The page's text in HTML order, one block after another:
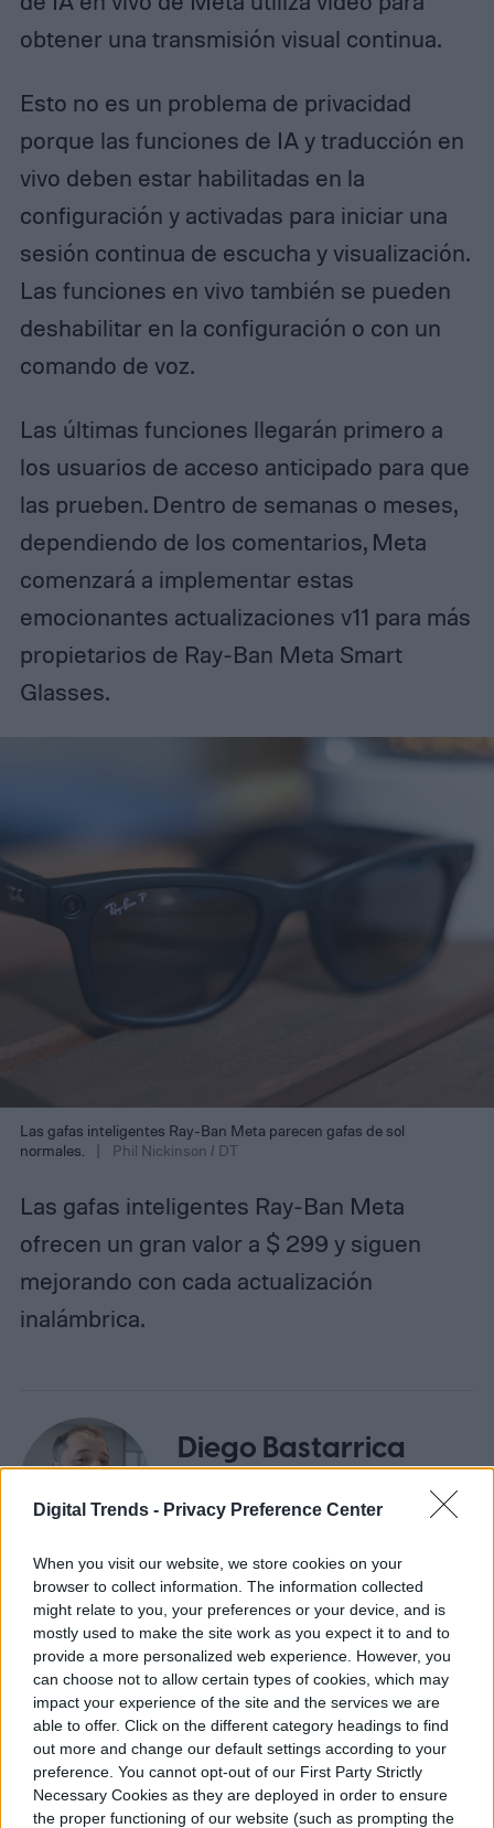
Digital Trends - Privacy Preference Center
When you visit our website, we store cookies on your
browser to collect information. The information collected
might relate to you, your preferences or your device, and is
mostly used to make the site work as you expect it to and to
provide a more personalized web experience. However, you
can choose not to allow certain types of cookies, which may
impact your experience of the site and the services we are
able to offer. Click on the different category headings to find
out more and change our default settings according to your
preference. You cannot opt-out of our First Party Strictly
Necessary Cookies as they are deployed in order to ensure
the proper functioning of our website (such as prompting the
obtener una transmisión visual continua.
Esto no es un problema de privacidad
porque las funciones de IA y traducción en
vivo deben estar habilitadas en la
configuración y activadas para iniciar una
sesión continua de escucha y visualización.
Las funciones en vivo también se pueden
deshabilitar en la configuración o con un
comando de voz.
Las últimas funciones llegarán primero a
los usuarios de acceso anticipado para que
las prueben. Dentro de semanas o meses,
dependiendo de los comentarios, Meta
comenzará a implementar estas
emocionantes actualizaciones v11 para más
propietarios de Ray-Ban Meta Smart
Glasses.
Las gafas inteligentes Ray-Ban Meta parecen gafas de sol
normales.
Phil Nickinson / DT
Las gafas inteligentes Ray-Ban Meta
ofrecen un gran valor a $ 299 y siguen
mejorando con cada actualización
inalámbrica.
Diego Bastarrica
Diego Bastarrica es Senior Editor y Head of
Content en Digital Trends en Español,
donde lidera la estrategia editorial, SEO…
Topics
NoticiasHomepage